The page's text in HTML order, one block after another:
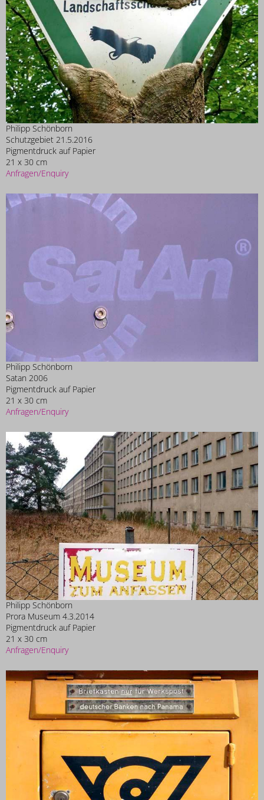
Philipp Schönborn
Schutzgebiet 21.5.2016
Pigmentdruck auf Papier
21 x 30 cm
Anfragen/Enquiry
Philipp Schönborn
Satan 2006
Pigmentdruck auf Papier
21 x 30 cm
Anfragen/Enquiry
Philipp Schönborn
Prora Museum 4.3.2014
Pigmentdruck auf Papier
21 x 30 cm
Anfragen/Enquiry